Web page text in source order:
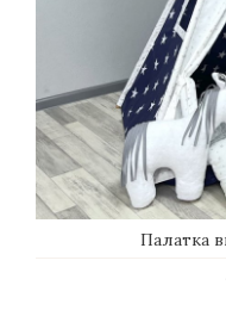
Палатка